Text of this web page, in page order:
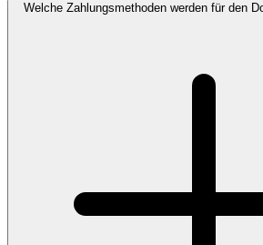
Welche Zahlungsmethoden werden für den